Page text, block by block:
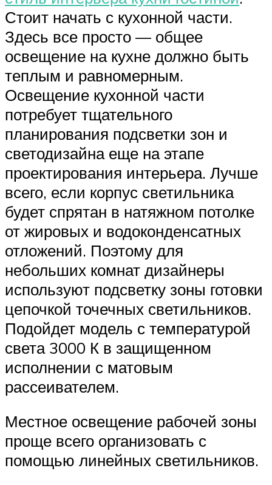
Стоит начать с кухонной части.
Здесь все просто — общее
освещение на кухне должно быть
теплым и равномерным.
Освещение кухонной части
потребует тщательного
планирования подсветки зон и
светодизайна еще на этапе
проектирования интерьера. Лучше
всего, если корпус светильника
будет спрятан в натяжном потолке
от жировых и водоконденсатных
отложений. Поэтому для
небольших комнат дизайнеры
используют подсветку зоны готовки
цепочкой точечных светильников.
Подойдет модель с температурой
света 3000 К в защищенном
исполнении с матовым
рассеивателем.
Местное освещение рабочей зоны
проще всего организовать с
помощью линейных светильников.